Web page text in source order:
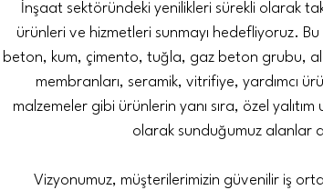
İnşaat sektöründeki yenilikleri sürekli olarak
ürünleri ve hizmetleri sunmayı hedefliyoruz.
beton, kum, çimento, tuğla, gaz beton grubu,
membranları, seramik, vitrifiye, yardımcı
malzemeler gibi ürünlerin yanı sıra, özel
olarak sunduğumuz alanlar
Vizyonumuz, müşterilerimizin güvenilir iş